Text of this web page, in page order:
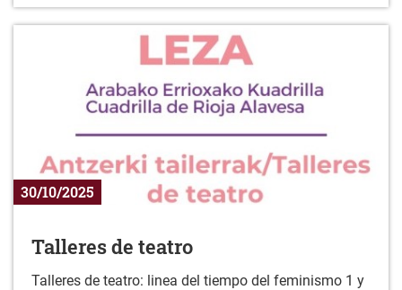
30/10/2025
Talleres de teatro
Talleres de teatro: linea del tiempo del feminismo 1 y